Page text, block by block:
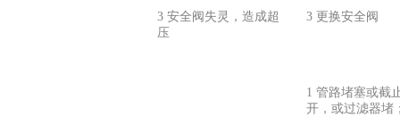
3 安全阀失灵，造成超
压
3 更换安全阀
1 管路堵塞或截
开，或过滤器堵